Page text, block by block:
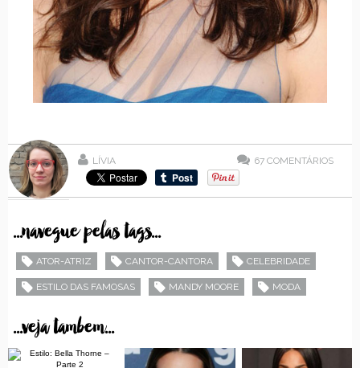
LÍVIA 67 COMENTÁRIOS
...navegue pelas tags...
ATOR-ATRIZ CANTOR-CANTORA CELEBRIDADE
ESTILO DAS FAMOSAS MANDY MOORE MODA
...veja tambem...